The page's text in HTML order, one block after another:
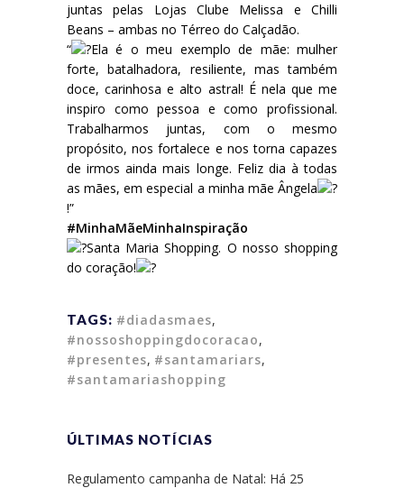
juntas pelas Lojas Clube Melissa e Chilli
Beans – ambas no Térreo do Calçadão.
“
Ela é o meu exemplo de mãe: mulher
forte, batalhadora, resiliente, mas também
doce, carinhosa e alto astral! É nela que me
inspiro como pessoa e como profissional.
Trabalharmos juntas, com o mesmo
propósito, nos fortalece e nos torna capazes
de irmos ainda mais longe. Feliz dia à todas
as mães, em especial a minha mãe Ângela
!”
#MinhaMãeMinhaInspiração
Santa Maria Shopping. O nosso shopping
do coração!
TAGS: #diadasmaes,
#nossoshoppingdocoracao,
#presentes, #santamariars,
#santamariashopping
ÚLTIMAS NOTÍCIAS
Regulamento campanha de Natal: Há 25